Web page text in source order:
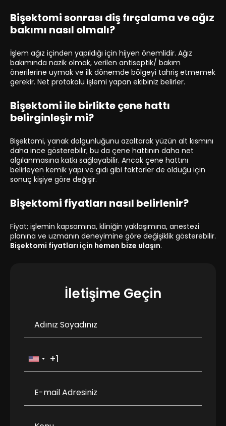
Bişektomi sonrası diş fırçalama ve ağız
bakımı nasıl olmalı?
İşlem ağız içinden yapıldığı için hijyen önemlidir. Ağız
bakımında nazik olmak, verilen antiseptik/ bakım
önerilerine uymak ve ilk dönemde bölgeyi tahriş etmemek
gerekir. Net protokolü işlemi yapan ekibiniz belirler.
Bişektomi ile birlikte çene hattı
belirginleşir mi?
Bişektomi, yanak dolgunluğunu azaltarak yüzün alt kısmını
daha ince gösterebilir; bu da çene hattının daha net
algılanmasına katkı sağlayabilir. Ancak çene hattını
belirleyen kemik yapı ve gıdı gibi faktörler de olduğu için
sonuç kişiye göre değişir.
Bişektomi fiyatları nasıl belirlenir?
Fiyat; işlemin kapsamına, kliniğin yaklaşımına, anestezi
planına ve uzmanın deneyimine göre değişiklik gösterebilir.
Bişektomi fiyatları için hemen bize ulaşın.
İletişime Geçin